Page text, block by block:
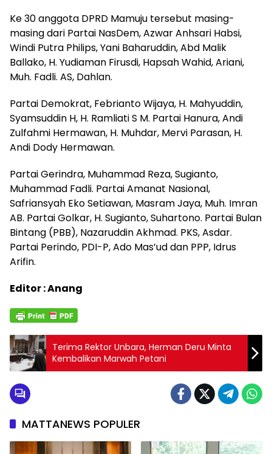
Ke 30 anggota DPRD Mamuju tersebut masing-
masing dari Partai NasDem, Azwar Anhsari Habsi,
Windi Putra Philips, Yani Baharuddin, Abd Malik
Ballako, H. Yudiaman Firusdi, Hapsah Wahid, Ariani,
Muh. Fadli. AS, Dahlan.
Partai Demokrat, Febrianto Wijaya, H. Mahyuddin,
Syamsuddin H, H. Ramliati S M. Partai Hanura, Andi
Zulfahmi Hermawan, H. Muhdar, Mervi Parasan, H.
Andi Dody Hermawan.
Partai Gerindra, Muhammad Reza, Sugianto,
Muhammad Fadli. Partai Amanat Nasional,
Safriansyah Eko Setiawan, Masram Jaya, Muh. Imran
AB. Partai Golkar, H. Sugianto, Suhartono. Partai Bulan
Bintang (PBB), Nazaruddin Akhmad. PKS, Asdar.
Partai Perindo, PDI-P, Ado Mas’ud dan PPP, Idrus
Arifin.
Editor : Anang
Terima Rektor Unbara, Herman Deru Minta
Kembalikan Marwah Petani
MATTANEWS POPULER